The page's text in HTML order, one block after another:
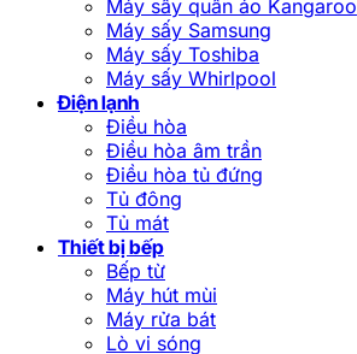
Máy sấy quần áo Kangaroo
Máy sấy Samsung
Máy sấy Toshiba
Máy sấy Whirlpool
Điện lạnh
Điều hòa
Điều hòa âm trần
Điều hòa tủ đứng
Tủ đông
Tủ mát
Thiết bị bếp
Bếp từ
Máy hút mùi
Máy rửa bát
Lò vi sóng